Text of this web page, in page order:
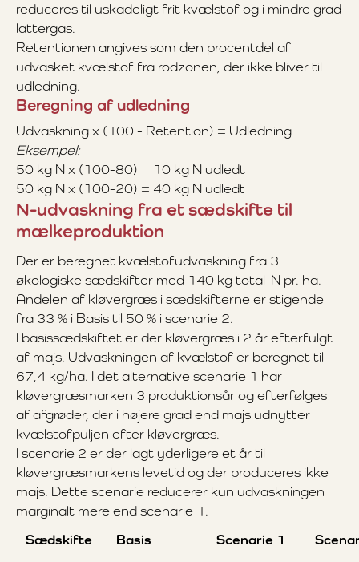
reduceres til uskadeligt frit kvælstof og i mindre grad
lattergas.
Retentionen angives som den procentdel af
udvasket kvælstof fra rodzonen, der ikke bliver til
udledning.
Beregning af udledning
Udvaskning x (100 - Retention) = Udledning
Eksempel:
50 kg N x (100-80) = 10 kg N udledt
50 kg N x (100-20) = 40 kg N udledt
N-udvaskning fra et sædskifte til
mælkeproduktion
Der er beregnet kvælstofudvaskning fra 3
økologiske sædskifter med 140 kg total-N pr. ha.
Andelen af kløvergræs i sædskifterne er stigende
fra 33 % i Basis til 50 % i scenarie 2.
I basissædskiftet er der kløvergræs i 2 år efterfulgt
af majs. Udvaskningen af kvælstof er beregnet til
67,4 kg/ha. I det alternative scenarie 1 har
kløvergræsmarken 3 produktionsår og efterfølges
af afgrøder, der i højere grad end majs udnytter
kvælstofpuljen efter kløvergræs.
I scenarie 2 er der lagt yderligere et år til
kløvergræsmarkens levetid og der produceres ikke
majs. Dette scenarie reducerer kun udvaskningen
marginalt mere end scenarie 1.
Sædskifte
Basis Scenarie 1